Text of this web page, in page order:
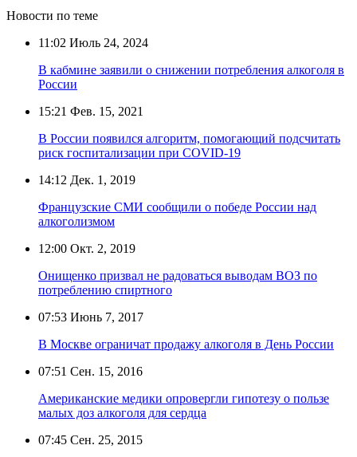
Новости по теме
11:02 Июль 24, 2024
В кабмине заявили о снижении потребления алкоголя в
России
15:21 Фев. 15, 2021
В России появился алгоритм, помогающий подсчитать
риск госпитализации при COVID-19
14:12 Дек. 1, 2019
Французские СМИ сообщили о победе России над
алкоголизмом
12:00 Окт. 2, 2019
Онищенко призвал не радоваться выводам ВОЗ по
потреблению спиртного
07:53 Июнь 7, 2017
В Москве ограничат продажу алкоголя в День России
07:51 Сен. 15, 2016
Американские медики опровергли гипотезу о пользе
малых доз алкоголя для сердца
07:45 Сен. 25, 2015